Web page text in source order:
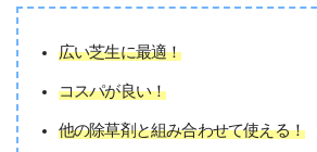
広い芝生に最適！
コスパが良い！
他の除草剤と組み合わせて使える！